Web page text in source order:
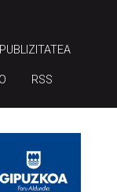
PUBLIZITATEA
RSS